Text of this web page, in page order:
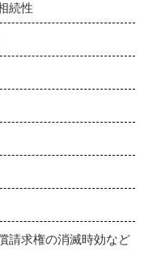
続性
請求権の消滅時効など